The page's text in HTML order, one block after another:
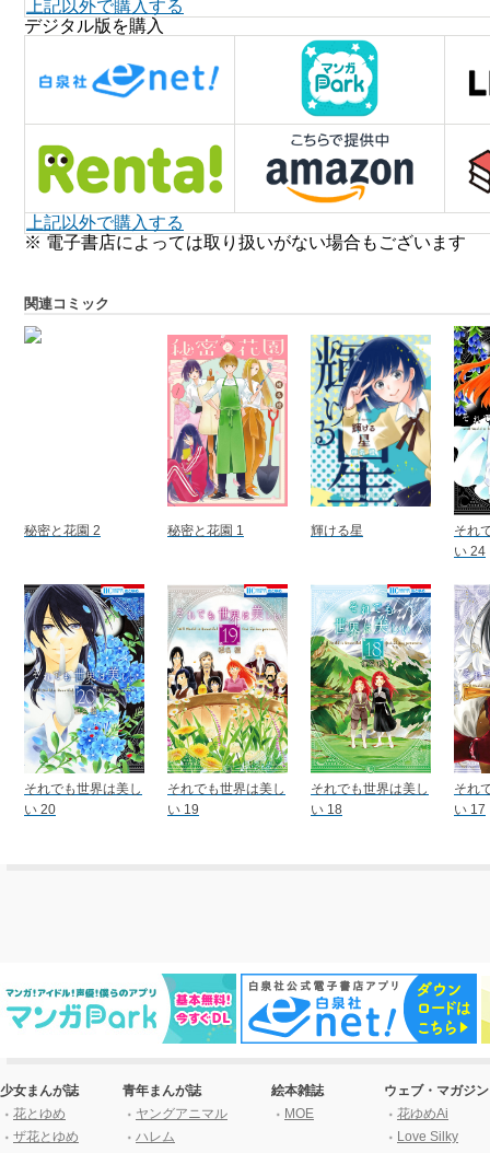
上記以外で購入する
デジタル版を購入
上記以外で購入する
※ 電子書店によっては取り扱いがない場合もございます
関連コミック
秘密と花園 2 秘密と花園 1 輝ける星
それ
い 24
それでも世界は美し
い 20
それでも世界は美し
い 19
それでも世界は美し
い 18
それ
い 17
少女まんが誌
花とゆめ
ザ花とゆめ
青年まんが誌
ヤングアニマル
ハレム
絵本雑誌
MOE
ウェブ・マガジン
花ゆめAi
Love Silky